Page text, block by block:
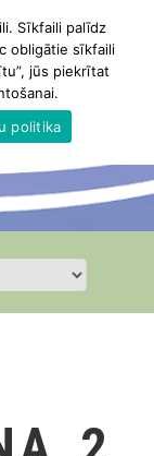
Sīkfaili palīdz
obligātie sīkfaili
jūs piekrītat
politika